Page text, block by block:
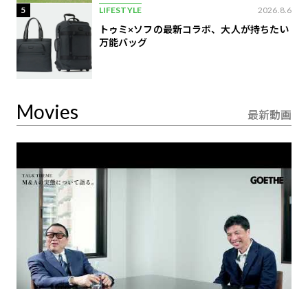
5 LIFESTYLE 2026.8.6
トゥミ×ソフの最新コラボ、大人が持ちたい
万能バッグ
Movies 最新動画